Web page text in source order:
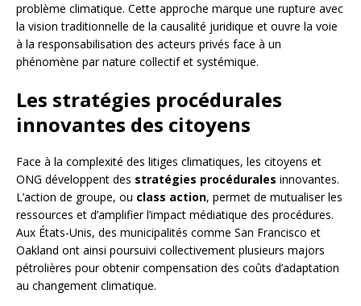
problème climatique. Cette approche marque une rupture avec
la vision traditionnelle de la causalité juridique et ouvre la voie
à la responsabilisation des acteurs privés face à un
phénomène par nature collectif et systémique.
Les stratégies procédurales
innovantes des citoyens
Face à la complexité des litiges climatiques, les citoyens et
ONG développent des stratégies procédurales innovantes.
L’action de groupe, ou class action, permet de mutualiser les
ressources et d’amplifier l’impact médiatique des procédures.
Aux États-Unis, des municipalités comme San Francisco et
Oakland ont ainsi poursuivi collectivement plusieurs majors
pétrolières pour obtenir compensation des coûts d’adaptation
au changement climatique.